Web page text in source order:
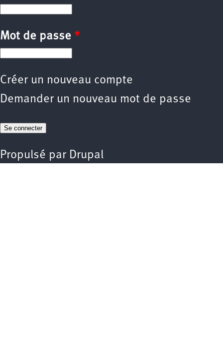
Mot de passe *
Créer un nouveau compte
Demander un nouveau mot de passe
Propulsé par Drupal